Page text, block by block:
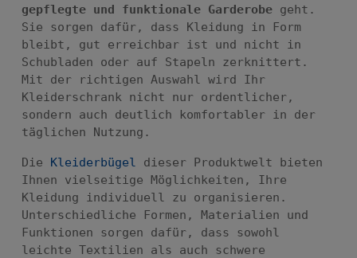
gepflegte und funktionale Garderobe geht.
Sie sorgen dafür, dass Kleidung in Form
bleibt, gut erreichbar ist und nicht in
Schubladen oder auf Stapeln zerknittert.
Mit der richtigen Auswahl wird Ihr
Kleiderschrank nicht nur ordentlicher,
sondern auch deutlich komfortabler in der
täglichen Nutzung.
Die Kleiderbügel dieser Produktwelt bieten
Ihnen vielseitige Möglichkeiten, Ihre
Kleidung individuell zu organisieren.
Unterschiedliche Formen, Materialien und
Funktionen sorgen dafür, dass sowohl
leichte Textilien als auch schwere